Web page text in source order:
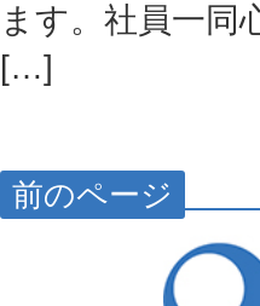
ます。社員一同
[…]
前のページ